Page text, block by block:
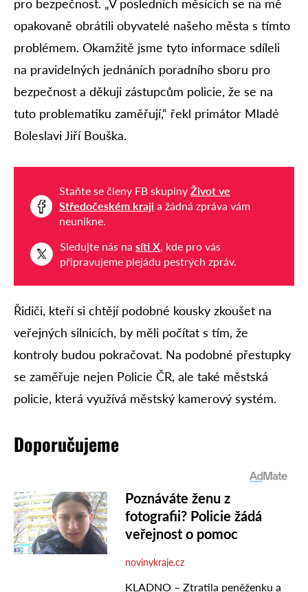
pro bezpečnost. „V posledních měsících se na mě
opakovaně obrátili obyvatelé našeho města s tímto
problémem. Okamžitě jsme tyto informace sdíleli
na pravidelných jednáních poradního sboru pro
bezpečnost a děkuji zástupcům policie, že se na
tuto problematiku zaměřují,“ řekl primátor Mladé
Boleslavi Jiří Bouška.
Staňte se členy FB skupiny Život ve
Středočeském kraji a žádná zpráva vám
neunikne.
Sledujte nás na síti X, kde pro vás
připravujeme plejádu pestrých zpráv.
Řidiči, kteří si chtějí podobné kousky zkoušet na
veřejných silnicích, by měli počítat s tím, že
kontroly budou pokračovat. Na podobné přestupky
se zaměřuje nejen Policie ČR, ale také městská
policie, která využívá městský kamerový systém.
Doporučujeme